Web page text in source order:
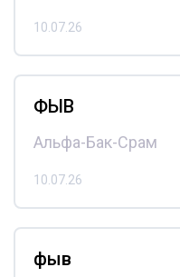
10.07.26
ФЫВ
Альфа-Бак-Срам
10.07.26
фыв